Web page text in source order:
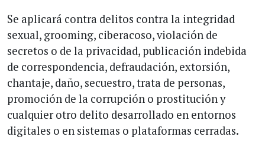
Se aplicará contra delitos contra la integridad
sexual, grooming, ciberacoso, violación de
secretos o de la privacidad, publicación indebida
de correspondencia, defraudación, extorsión,
chantaje, daño, secuestro, trata de personas,
promoción de la corrupción o prostitución y
cualquier otro delito desarrollado en entornos
digitales o en sistemas o plataformas cerradas.